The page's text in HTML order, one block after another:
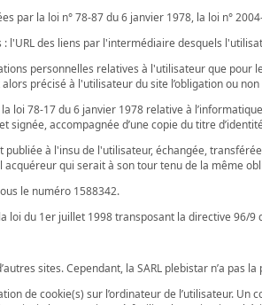
par la loi n° 78-87 du 6 janvier 1978, la loi n°
l'URL des liens par l'intermédiaire desquels
personnelles relatives à l'utilisateur que
précisé à l'utilisateur du site l’obligation ou
78-17 du 6 janvier 1978 relative à
accompagnée d’une copie du titre
à l'insu de l'utilisateur, échangée,
qui serait à son tour tenu de la même
le numéro 1588342.
loi du 1er juillet 1998 transposant la directive 96/
sites. Cependant, la SARL plebistar n’a
de cookie(s) sur l’ordinateur de l’utilisateur.